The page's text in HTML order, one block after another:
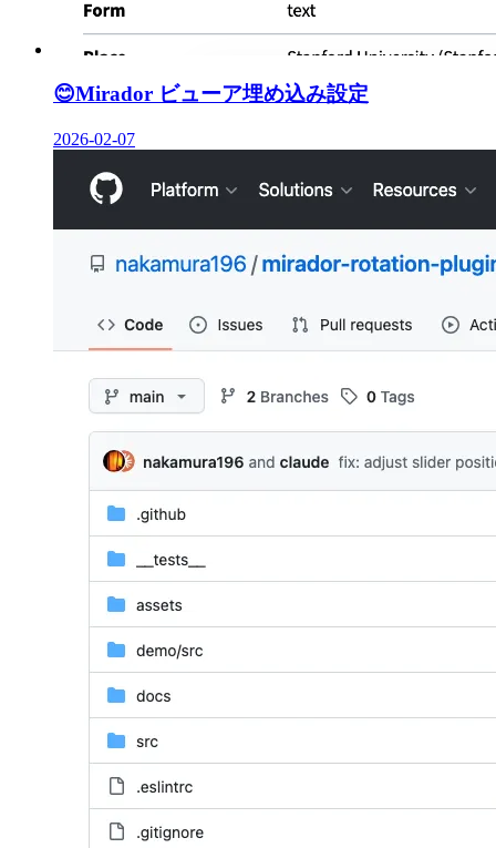
😊Mirador ビューア埋め込み設定
2026-02-07